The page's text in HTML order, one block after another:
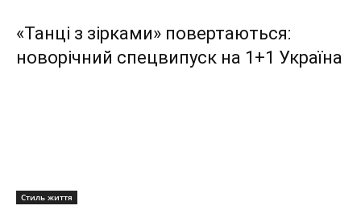
«Танці з зірками» повертаються:
новорічний спецвипуск на 1+1 Україна
Стиль життя